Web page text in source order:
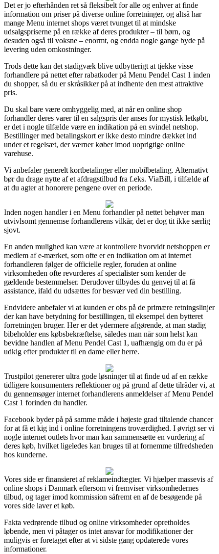
Det er jo efterhånden ret så fleksibelt for alle og enhver at finde
information om priser på diverse online forretninger, og altså har
mange Menu internet shops været tvunget til at mindske
udsalgspriserne på en række af deres produkter – til børn, og
desuden også til voksne – enormt, og endda nogle gange byde på
levering uden omkostninger.
Trods dette kan det stadigvæk blive udbytterigt at tjekke visse
forhandlere på nettet efter rabatkoder på Menu Pendel Cast 1 inden
du shopper, så du er skråsikker på at indhente den mest attraktive
pris.
Du skal bare være omhyggelig med, at når en online shop
forhandler deres varer til en salgspris der anses for mystisk letkøbt,
er det i nogle tilfælde være en indikation på en svindel netshop.
Bestillinger med betalingskort er ikke desto mindre dækket ind
under et regelsæt, der værner køber imod uoprigtige online
varehuse.
Vi anbefaler generelt kortbetalinger eller mobilbetaling. Alternativt
bør du drage nytte af et afdragstilbud fra f.eks. ViaBill, i tilfælde af
at du agter at honorere pengene over en periode.
Inden nogen handler i en Menu forhandler på nettet behøver man
utvivlsomt gennemse forhandlerens vilkår, det er dog tit ikke særlig
sjovt.
En anden mulighed kan være at kontrollere hvorvidt netshoppen er
medlem af e-mærket, som ofte er en indikation om at internet
forhandleren følger de officielle regler, foruden at online
virksomheden ofte revurderes af specialister som kender de
gældende bestemmelser. Derudover tilbydes du genvej til at få
assistance, ifald du udsættes for besvær ved din bestilling.
Endvidere anbefaler vi at kunden er obs på de primære retningslinjer
der kan have betydning for bestillingen, til eksempel den bytteret
forretningen bruger. Her er det ydermere afgørende, at man stadig
bibeholder ens købsbekræftelse, således man når som helst kan
bevidne handlen af Menu Pendel Cast 1, uafhængig om du er på
udkig efter produkter til en dame eller herre.
Trustpilot genererer ultra gode løsninger til at finde ud af en række
tidligere konsumenters reflektioner og på grund af dette tilråder vi, at
du gennemsøger internet forhandlerens anmeldelser af Menu Pendel
Cast 1 forinden du handler.
Facebook byder på på samme måde i højeste grad tiltalende chancer
for at få et kig ind i online forretningens troværdighed. I øvrigt ser vi
nogle internet outlets hvor man kan sammensætte en vurdering af
deres køb, hvilket ligeledes kan bruges til at fornemme tilfredsheden
hos kunderne.
Vores side er finansieret af reklameindtægter. Vi hjælper massevis af
online shops i Danmark eftersom vi fremviser virksomhedernes
tilbud, og tager imod kommission såfremt en af de besøgende på
vores side laver et køb.
Fakta vedrørende tilbud og online virksomheder opretholdes
løbende, men vi påtager os intet ansvar for modifikationer der
muligvis er foretaget efter at vi sidste gang opdaterede vores
informationer.